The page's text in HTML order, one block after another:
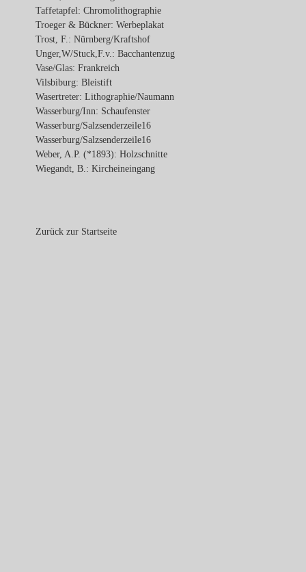
Taffetapfel: Chromolithographie
Troeger & Bückner: Werbeplakat
Trost, F.: Nürnberg/Kraftshof
Unger,W/Stuck,F.v.: Bacchantenzug
Vase/Glas: Frankreich
Vilsbiburg: Bleistift
Wasertreter: Lithographie/Naumann
Wasserburg/Inn: Schaufenster
Wasserburg/Salzsenderzeile16
Wasserburg/Salzsenderzeile16
Weber, A.P. (*1893): Holzschnitte
Wiegandt, B.: Kircheineingang
Zurück zur Startseite